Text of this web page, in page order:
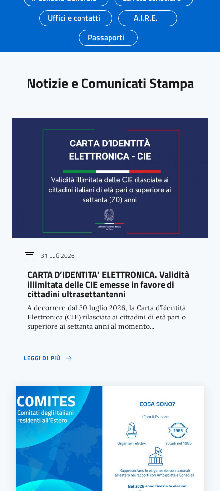
Uffici e contatti
A.I.R.E.
Passaporti
Notizie e Comunicati Stampa
31 LUG 2026
CARTA D’IDENTITA’ ELETTRONICA. Validità
illimitata delle CIE emesse in favore di
cittadini ultrasettantenni
A decorrere dal 30 luglio 2026, la Carta d’Identità
Elettronica (CIE) rilasciata ai cittadini di età pari o
superiore ai settanta anni al momento...
LEGGI DI PIÙ